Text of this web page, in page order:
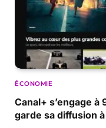
ÉCONOMIE
Canal+ s’engage
garde sa diffusion